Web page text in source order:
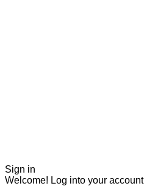
Sign in
Welcome! Log into your account